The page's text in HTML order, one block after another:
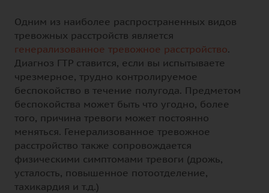
Одним из наиболее распространенных видов
тревожных расстройств является
генерализованное тревожное расстройство.
Диагноз ГТР ставится, если вы испытываете
чрезмерное, трудно контролируемое
беспокойство в течение полугода. Предметом
беспокойства может быть что угодно, более
того, причина тревоги может постоянно
меняться. Генерализованное тревожное
расстройство также сопровождается
физическими симптомами тревоги (дрожь,
усталость, повышенное потоотделение,
тахикардия и т.д.)